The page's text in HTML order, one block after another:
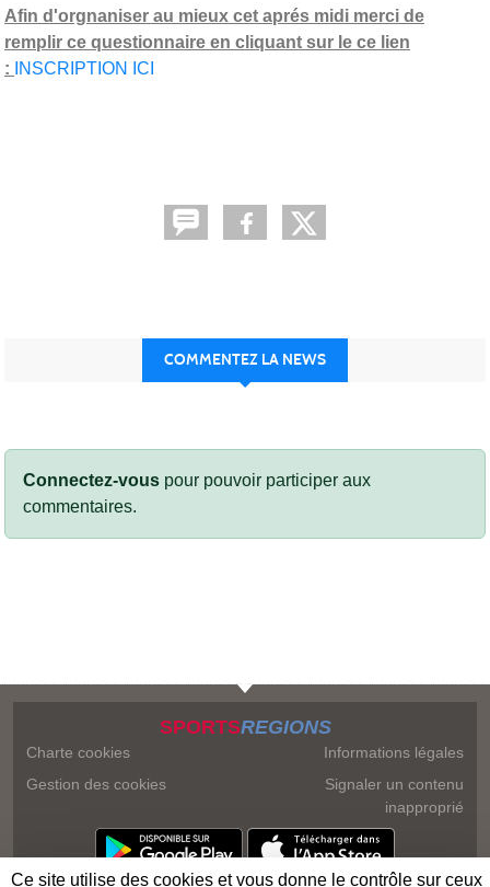
Afin d'orgnaniser au mieux cet aprés midi merci de
remplir ce questionnaire en cliquant sur le ce lien
:
INSCRIPTION ICI
COMMENTEZ LA NEWS
Connectez-vous pour pouvoir participer aux
commentaires.
SPORTSREGIONS
Charte cookies
Gestion des cookies
Informations légales
Signaler un contenu
inapproprié
Ce site utilise des cookies et vous donne le contrôle sur ceux